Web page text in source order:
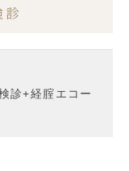
診
診+経腟エコー